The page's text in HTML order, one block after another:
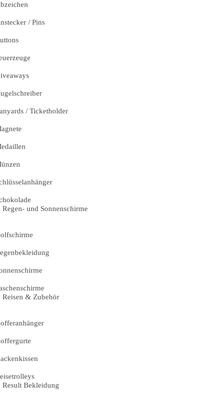
/ Pins
/ Ticketholder
Regen- und Sonnenschirme
Reisen & Zubehör
Result Bekleidung